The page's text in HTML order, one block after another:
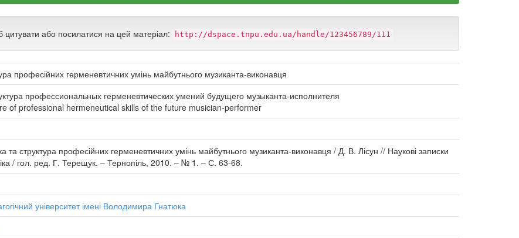
цитувати або посилатися на цей матеріал: http://dspace.tnpu.edu.ua/handle/123456789/111
професійних герменевтичних умінь майбутнього музиканта-виконавця
профессиональных герменевтических умений будущего музыканта-исполнителя
of professional hermeneutical skills of the future musician-performer
та структура професійних герменевтичних умінь майбутнього музиканта-виконавця / Д. В. Лісун // Наукові записки
/ гол. ред. Г. Терещук. – Тернопіль, 2010. – № 1. – С. 63-68.
університет імені Володимира Гнатюка